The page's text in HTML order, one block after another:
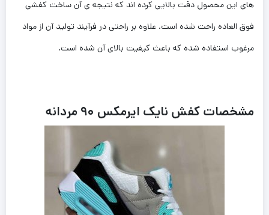
های این محصول دقت بالایی کرده اند که نتیجه ی آن ساخت کفشی
فوق العاده راحت‌ شده است. علاوه بر راحتی در فرآیند تولید آن از مواد
مرغوب استفاده شده که باعث کیفیت بالای آن شده است.
مشخصات کفش نایک ایرمکس ۹۰ مردانه